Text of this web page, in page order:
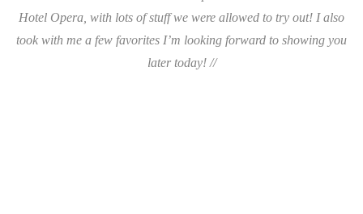
Hotel Opera, with lots of stuff we were allowed to try out! I also
took with me a few favorites I’m looking forward to showing you
later today! //